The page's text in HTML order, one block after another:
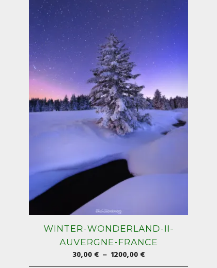
WINTER-WONDERLAND-II-
AUVERGNE-FRANCE
30,00€ – 1200,00€Plage